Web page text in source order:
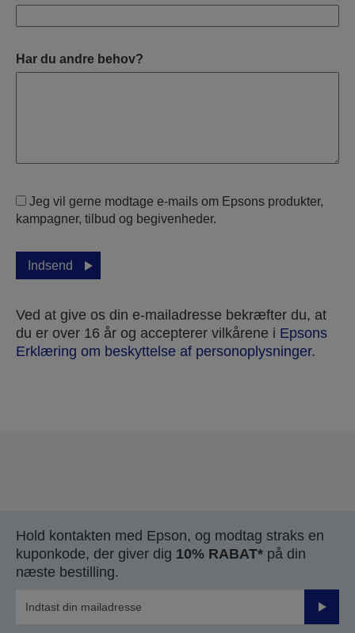
Har du andre behov?
Jeg vil gerne modtage e-mails om Epsons produkter,
kampagner, tilbud og begivenheder.
Indsend
Ved at give os din e-mailadresse bekræfter du, at
du er over 16 år og accepterer vilkårene i Epsons
Erklæring om beskyttelse af personoplysninger.
Hold kontakten med Epson, og modtag straks en
kuponkode, der giver dig 10% RABAT* på din
næste bestilling.
Send